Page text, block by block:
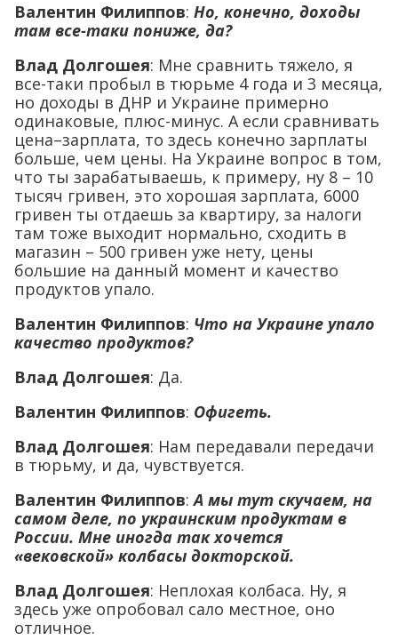
Валентин Филиппов: Но, конечно, доходы
там все-таки пониже, да?
Влад Долгошея: Мне сравнить тяжело, я
все-таки пробыл в тюрьме 4 года и 3 месяца,
но доходы в ДНР и Украине примерно
одинаковые, плюс-минус. А если сравнивать
цена–зарплата, то здесь конечно зарплаты
больше, чем цены. На Украине вопрос в том,
что ты зарабатываешь, к примеру, ну 8 – 10
тысяч гривен, это хорошая зарплата, 6000
гривен ты отдаешь за квартиру, за налоги
там тоже выходит нормально, сходить в
магазин – 500 гривен уже нету, цены
большие на данный момент и качество
продуктов упало.
Валентин Филиппов: Что на Украине упало
качество продуктов?
Влад Долгошея: Да.
Валентин Филиппов: Офигеть.
Влад Долгошея: Нам передавали передачи
в тюрьму, и да, чувствуется.
Валентин Филиппов:А мы тут скучаем, на
самом деле, по украинским продуктам в
России. Мне иногда так хочется
«вековской» колбасы докторской.
Влад Долгошея: Неплохая колбаса. Ну, я
здесь уже опробовал сало местное, оно
отличное.